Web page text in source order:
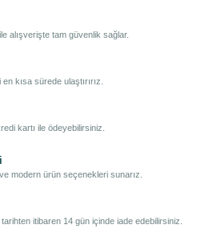
alışverişte tam güvenlik sağlar.
kısa sürede ulaştırırız.
kartı ile ödeyebilirsiniz.
modern ürün seçenekleri sunarız.
tarihten itibaren 14 gün içinde iade edebilirsiniz.